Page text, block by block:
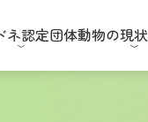
ネ認定団体動物の現状